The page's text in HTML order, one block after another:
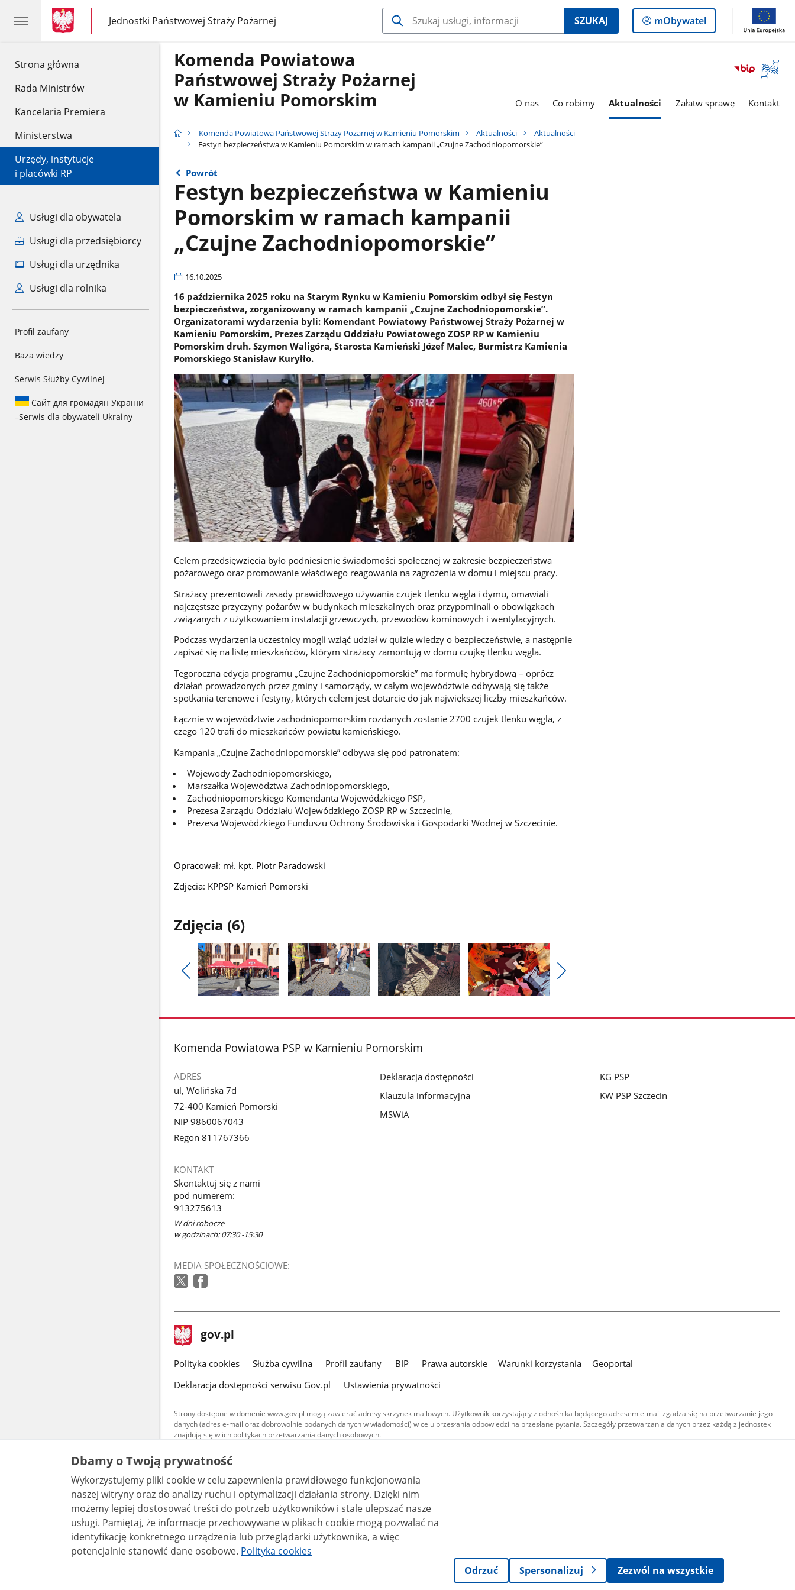
Strona główna
Rada Ministrów
Kancelaria Premiera
Ministerstwa
Urzędy, instytucje
i placówki RP
Usługi dla obywatela
Usługi dla przedsiębiorcy
Usługi dla urzędnika
Usługi dla rolnika
Profil zaufany
Baza wiedzy
Serwis Służby Cywilnej
Сайт для громадян України
–Serwis dla obywateli Ukrainy
gov.pl
gov.pl
Jednostki Państwowej Straży Pożarnej
gov.pl
Jednostki
Państwowej
SZUKAJ
Logowanie
do
mObywatel
Otwórz
okno
Komenda Powiatowa
Państwowej Straży Pożarnej
w Kamieniu Pomorskim
O nas Co robimy Aktualności Załatw sprawę Kontakt
Komenda Powiatowa Państwowej Straży Pożarnej w Kamieniu Pomorskim Aktualności
Aktualności
Festyn bezpieczeństwa w Kamieniu Pomorskim w ramach kampanii „Czujne Zachodniopomorskie”
Powrót
Festyn bezpieczeństwa w Kamieniu
Pomorskim w ramach kampanii
„Czujne Zachodniopomorskie”
16.10.2025
16 października 2025 roku na Starym Rynku w Kamieniu Pomorskim odbył się Festyn
bezpieczeństwa, zorganizowany w ramach kampanii „Czujne Zachodniopomorskie”.
Organizatorami wydarzenia byli: Komendant Powiatowy Państwowej Straży Pożarnej w
Kamieniu Pomorskim, Prezes Zarządu Oddziału Powiatowego ZOSP RP w Kamieniu
Pomorskim druh. Szymon Waligóra, Starosta Kamieński Józef Malec, Burmistrz Kamienia
Pomorskiego Stanisław Kuryłło.
Celem przedsięwzięcia było podniesienie świadomości społecznej w zakresie bezpieczeństwa
pożarowego oraz promowanie właściwego reagowania na zagrożenia w domu i miejscu pracy.
Strażacy prezentowali zasady prawidłowego używania czujek tlenku węgla i dymu, omawiali
najczęstsze przyczyny pożarów w budynkach mieszkalnych oraz przypominali o obowiązkach
związanych z użytkowaniem instalacji grzewczych, przewodów kominowych i wentylacyjnych.
Podczas wydarzenia uczestnicy mogli wziąć udział w quizie wiedzy o bezpieczeństwie, a następnie
zapisać się na listę mieszkańców, którym strażacy zamontują w domu czujkę tlenku węgla.
Tegoroczna edycja programu „Czujne Zachodniopomorskie” ma formułę hybrydową – oprócz
działań prowadzonych przez gminy i samorządy, w całym województwie odbywają się także
spotkania terenowe i festyny, których celem jest dotarcie do jak największej liczby mieszkańców.
Łącznie w województwie zachodniopomorskim rozdanych zostanie 2700 czujek tlenku węgla, z
czego 120 trafi do mieszkańców powiatu kamieńskiego.
Kampania „Czujne Zachodniopomorskie” odbywa się pod patronatem:
Wojewody Zachodniopomorskiego,
Marszałka Województwa Zachodniopomorskiego,
Zachodniopomorskiego Komendanta Wojewódzkiego PSP,
Prezesa Zarządu Oddziału Wojewódzkiego ZOSP RP w Szczecinie,
Prezesa Wojewódzkiego Funduszu Ochrony Środowiska i Gospodarki Wodnej w Szczecinie.
Opracował: mł. kpt. Piotr Paradowski
Zdjęcia: KPPSP Kamień Pomorski
Zdjęcia (6)
Pokaż
poprzednie
galerii.
galerii.
galerii.
stopka
Komenda Powiatowa PSP w Kamieniu Pomorskim
ADRES
ul, Wolińska 7d
72-400 Kamień Pomorski
NIP 9860067043
Regon 811767366
KONTAKT
Skontaktuj się z nami
pod numerem:
913275613
W dni robocze
w godzinach: 07:30 -15:30
MEDIA SPOŁECZNOŚCIOWE:
Deklaracja dostępności
Klauzula informacyjna
MSWiA
KG PSP
KW PSP Szczecin
stopka
gov.pl Strona
gov.pl
gov.pl
Polityka cookies Służba cywilna Profil zaufany BIP Prawa autorskie Warunki korzystania
Geoportal
Deklaracja dostępności serwisu Gov.pl
Ustawienia prywatności
Strony dostępne w domenie www.gov.pl mogą zawierać adresy skrzynek mailowych. Użytkownik korzystający z odnośnika będącego adresem e-mail zgadza się na przetwarzanie jego
danych (adres e-mail oraz dobrowolnie podanych danych w wiadomości) w celu przesłania odpowiedzi na przesłane pytania. Szczegóły przetwarzania danych przez każdą z jednostek
znajdują się w ich politykach przetwarzania danych osobowych.
Treści tekstowe publikowane w serwisie (z wyłączeniem treści audiowizualnych), są
udostępniane na licencji typu Creative Commons: uznanie autorstwa - na tych samych
warunkach 4.0 (CC BY-SA 4.0). Materiały audiowizualne, w tym zdjęcia, materiały audio i wideo,
są udostępniane na licencji typu Creative Commons: uznanie autorstwa użycie niekomercyjne -
bez utworów zależnych 4.0 (CC BY-NC-ND 4.0), o ile nie jest to stwierdzone inaczej.
Dbamy o Twoją prywatność
Wykorzystujemy pliki cookie w celu zapewnienia prawidłowego funkcjonowania
naszej witryny oraz do analizy ruchu i optymalizacji działania strony. Dzięki nim
możemy lepiej dostosować treści do potrzeb użytkowników i stale ulepszać nasze
usługi. Pamiętaj, że informacje przechowywane w plikach cookie mogą pozwalać na
identyfikację konkretnego urządzenia lub przeglądarki użytkownika, a więc
potencjalnie stanowić dane osobowe. Polityka cookies
Odrzuć
Spersonalizuj Zezwól na wszystkie